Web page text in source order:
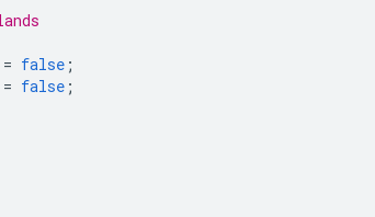
= false ;
= false ;